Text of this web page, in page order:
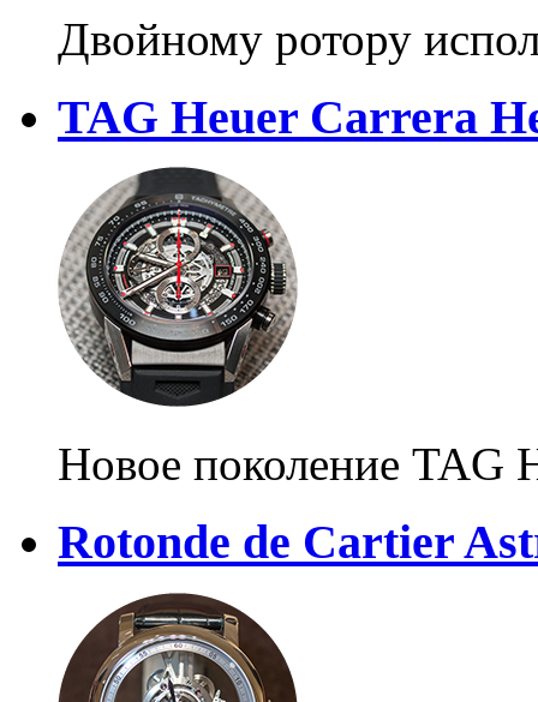
Двойному ротору
TAG Heuer Carrera
Новое поколение TAG
Rotonde de Cartier